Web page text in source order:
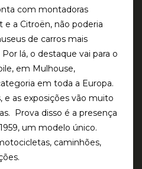
com montadoras
e a Citroën, não poderia
de carros mais
lá, o destaque vai para o
em Mulhouse,
em toda a Europa.
e as exposições vão muito
Prova disso é a presença
um modelo único.
caminhões,